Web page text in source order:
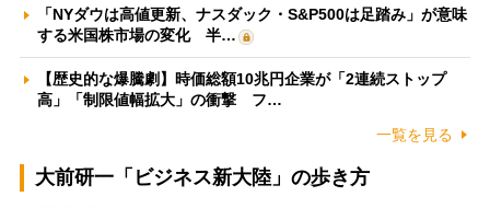
「NYダウは高値更新、ナスダック・S&P500は足踏み」が意味
する米国株市場の変化 半…
【歴史的な爆騰劇】時価総額10兆円企業が「2連続ストップ
高」「制限値幅拡大」の衝撃 フ…
一覧を見る
大前研一「ビジネス新大陸」の歩き方